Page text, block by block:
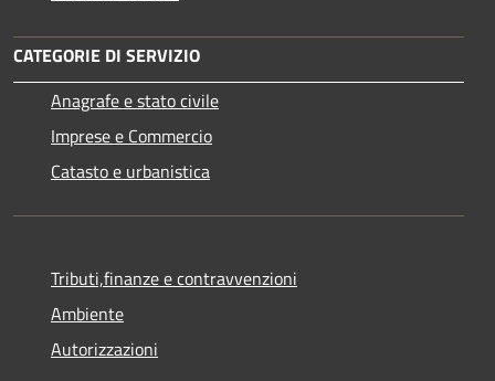
CATEGORIE DI SERVIZIO
Anagrafe e stato civile
Imprese e Commercio
Catasto e urbanistica
Tributi,finanze e contravvenzioni
Ambiente
Autorizzazioni